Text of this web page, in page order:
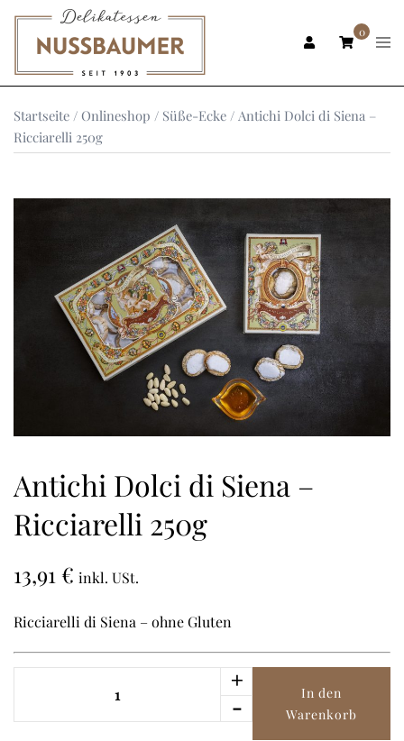
Inhalt
springen
0
Startseite / Onlineshop / Süße-Ecke / Antichi Dolci di Siena –
Ricciarelli 250g
Antichi Dolci di Siena –
Ricciarelli 250g
13,91 € inkl. USt.
Ricciarelli di Siena – ohne Gluten
-
di
+
In den
Warenkorb